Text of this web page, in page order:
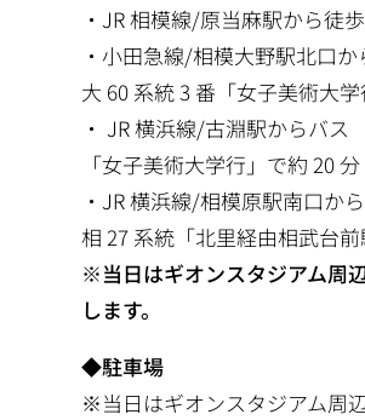
・JR 相模線/原当麻駅から徒
・小田急線/相模大野駅北口
大 60 系統 3 番「女子美術大
・ JR 横浜線/古淵駅からバス
「女子美術大学行」で約 20
・JR 横浜線/相模原駅南口か
相 27 系統「北里経由相武台
※当日はギオンスタジアム周
します。
◆駐車場
※当日はギオンスタジアム周